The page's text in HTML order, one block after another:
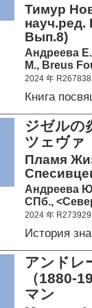
Тимур
Вып.8)
Андреева
М., Breus
2024 年 R267838
Книга
ジゼルの
ツェヴ
Пламя
Андреева
СПб.,
2024 年 R273929
История
アンド
（1880-
マン